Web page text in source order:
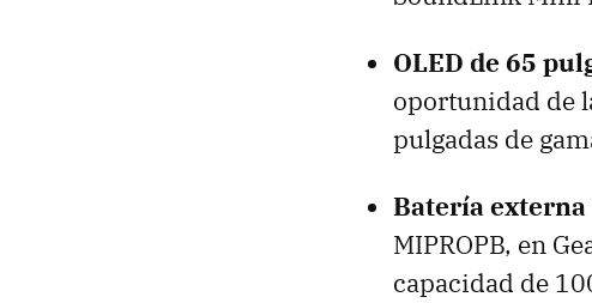
OLED de 65
oportunidad de
pulgadas de
Batería externa
MIPROPB, en
capacidad de